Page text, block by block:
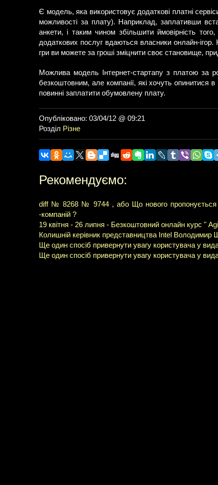
Є модель, яка використовує додаткові платні
можливості за плату). Наприклад, заплативши
анкети, і таким чином збільшити ймовірність
додаткових послуг вдаються власники онлайн-
гри ви можете за гроші зміцнити своє становище,
Можлива модель Інтернет-стартапу з платою за
безкоштовним, але компанії, які хочуть опинитися
повинні заплатити обумовлену плату.
Опубліковано: 03/04/12 @ 09:21
Розділ Різне
Рекомендуємо:
diff № 8268 № 9744 , або Що нового пропонується
-компаній ?
19 квітня - 26 липня - Безкоштовний онлайн курс "
Колишній керівник представництва Intel Володимир
Ще один спосіб привернути увагу користувача у
Ще один спосіб привернути увагу користувача у